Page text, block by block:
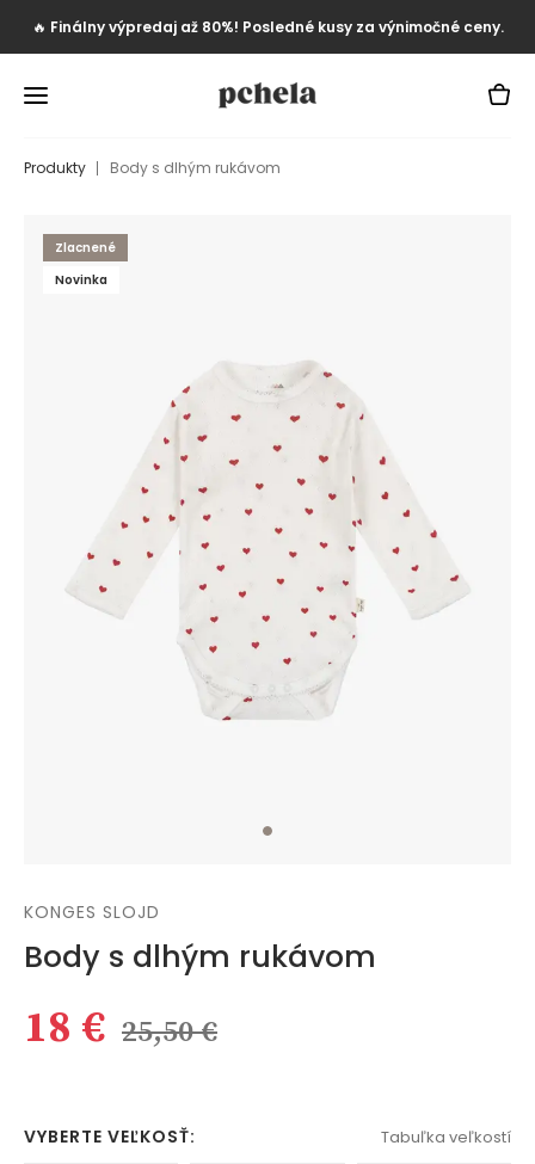
🔥 Finálny výpredaj až 80%! Posledné kusy za výnimočné ceny.
Produkty Body s dlhým rukávom
Zlacnené
Novinka
KONGES SLOJD
Body s dlhým rukávom
18 € 25,50 €
VYBERTE VEĽKOSŤ: Tabuľka veľkostí